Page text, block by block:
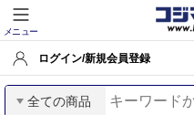
メニュー
ログイン/新規会員登録
全ての商品